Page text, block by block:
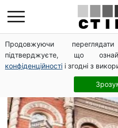
Продовжуючи
підтверджуєте, що
конфіденційності і згодні з
доллар